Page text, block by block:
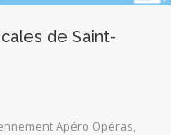
de Saint-
Apéro Opéras,